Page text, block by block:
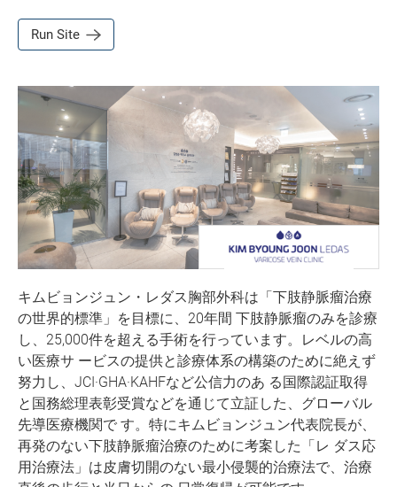
Run Site
キムビョンジュン・レダス胸部外科は「下肢静脈瘤治療
の世界的標準」を目標に、20年間 下肢静脈瘤のみを診療
し、25,000件を超える手術を行っています。レベルの高
い医療サ ービスの提供と診療体系の構築のために絶えず
努力し、JCI·GHA·KAHFなど公信力のあ る国際認証取得
と国務総理表彰受賞などを通じて立証した、グローバル
先導医療機関で す。特にキムビョンジュン代表院長が、
再発のない下肢静脈瘤治療のために考案した「レ ダス応
用治療法」は皮膚切開のない最小侵襲的治療法で、治療